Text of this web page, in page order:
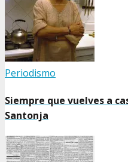
Periodismo
Siempre que vuelves a
Santonja